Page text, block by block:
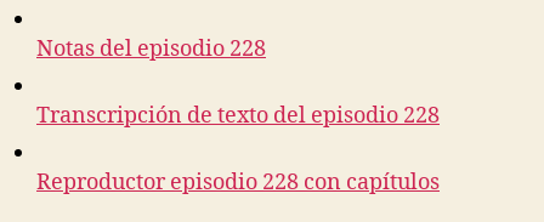
Notas del episodio 228
Transcripción de texto del episodio 228
Reproductor episodio 228 con capítulos